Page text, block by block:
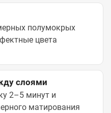
полумокрых
цвета
слоями
2–5 минут и
матирования